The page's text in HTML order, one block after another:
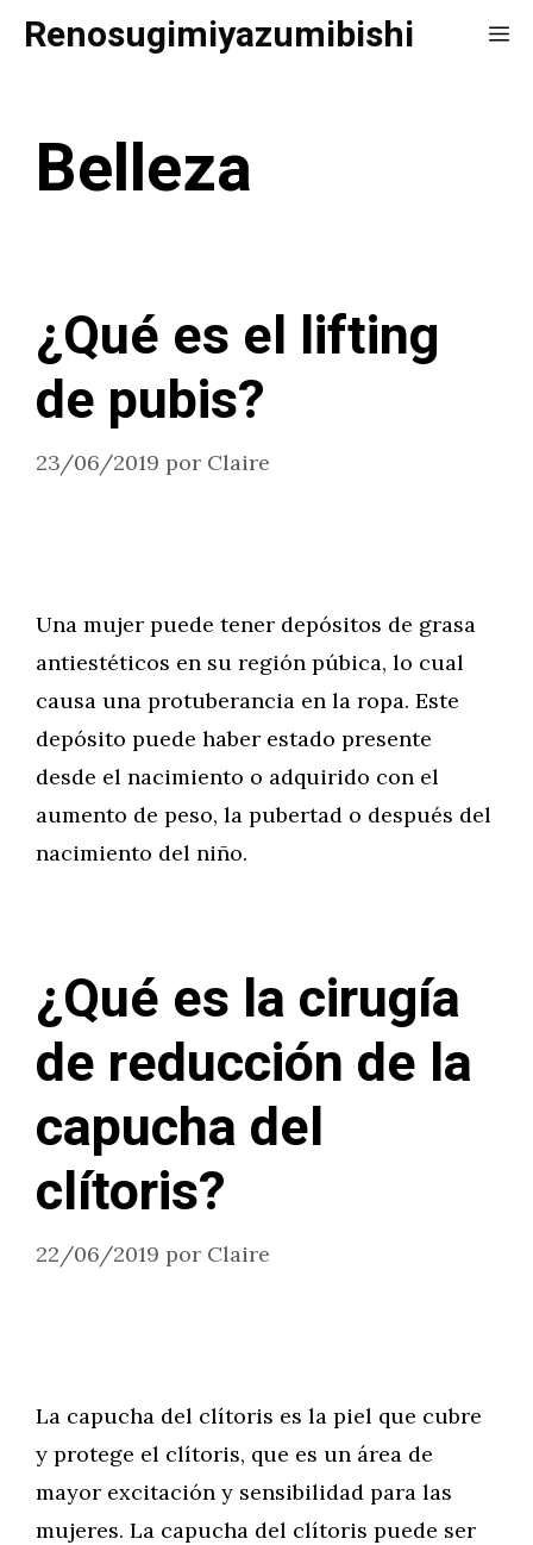
SaltarRenosugimiyazumibishi
Belleza
¿Qué es el lifting
de pubis?
23/06/2019 por Claire
Una mujer puede tener depósitos de grasa
antiestéticos en su región púbica, lo cual
causa una protuberancia en la ropa. Este
depósito puede haber estado presente
desde el nacimiento o adquirido con el
aumento de peso, la pubertad o después del
nacimiento del niño.
¿Qué es la cirugía
de reducción de la
capucha del
clítoris?
22/06/2019 por Claire
La capucha del clítoris es la piel que cubre
y protege el clítoris, que es un área de
mayor excitación y sensibilidad para las
mujeres. La capucha del clítoris puede ser